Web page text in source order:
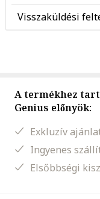
Visszaküldési
A termékhez
Genius előnyök:
Exkluzív
Ingyenes
Elsőbbségi